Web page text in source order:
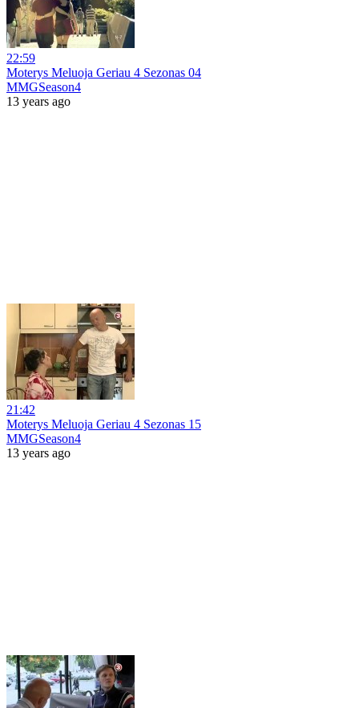
22:59
Moterys Meluoja Geriau 4 Sezonas 04
MMGSeason4
13 years ago
21:42
Moterys Meluoja Geriau 4 Sezonas 15
MMGSeason4
13 years ago